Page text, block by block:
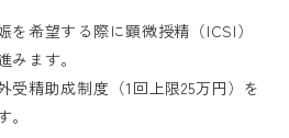
希望する際に顕微授精（ICSI）
みます。
受精助成制度（1回上限25万円）を